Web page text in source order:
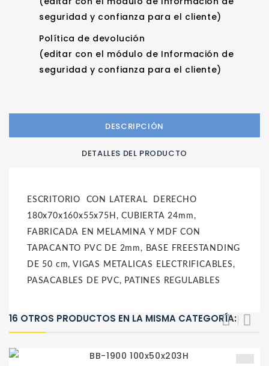
seguridad y confianza para el cliente)
Política de devolución
(editar con el módulo de Información de
seguridad y confianza para el cliente)
DESCRIPCIÓN
DETALLES DEL PRODUCTO
ESCRITORIO CON LATERAL DERECHO
180x70x160x55x75H, CUBIERTA 24mm,
FABRICADA EN MELAMINA Y MDF CON
TAPACANTO PVC DE 2mm, BASE FREESTANDING
DE 50 cm, VIGAS METALICAS ELECTRIFICABLES,
PASACABLES DE PVC, PATINES REGULABLES
16 OTROS PRODUCTOS EN LA MISMA CATEGORÍA: